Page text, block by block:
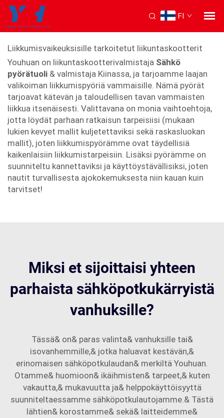
FI
Kätkiessä estyneille
Liikkumisvaikeuksisille tarkoitetut liikuntaskootterit
Youhuan on liikuntaskootterivalmistaja Sähkö
pyörätuoli & valmistaja Kiinassa, ja tarjoamme laajan
valikoiman liikkumispyöriä vammaisille. Nämä pyörät
tarjoavat kätevän ja taloudellisen tavan vammaisten
liikkua itsenäisesti. Valittavana on monia vaihtoehtoja,
jotta löydät parhaan ratkaisun tarpeisiisi (mukaan
lukien kevyet mallit kuljetettaviksi sekä raskasluokan
mallit), joten liikkumispyörämme ovat täydellisiä
kaikenlaisiin liikkumistarpeisiin. Lisäksi pyörämme on
suunniteltu kannettaviksi ja käyttöystävällisiksi, joten
nautit turvallisesta ajokokemuksesta niin kauan kuin
tarvitset!
Miksi et sijoittaisi yhteen
parhaista sähköpotkukärryistä
vanhuksille?
Tässä& on& paras valinta& vanhuksille tai&
isovanhemmille,& jotka haluavat kestävän,&
erinomaisen sähköpotkulaudan& merkiltä Youhuan.
Otamme& huomioon& ikäihmisten& tarpeet,& kuten
vakautta,& mukavuutta ja& helppokäyttöisyyttä
suunniteltaessamme sähköpotkulautojamme.& Tästä
lähtien& korostamme& sekä& laitteidemme&